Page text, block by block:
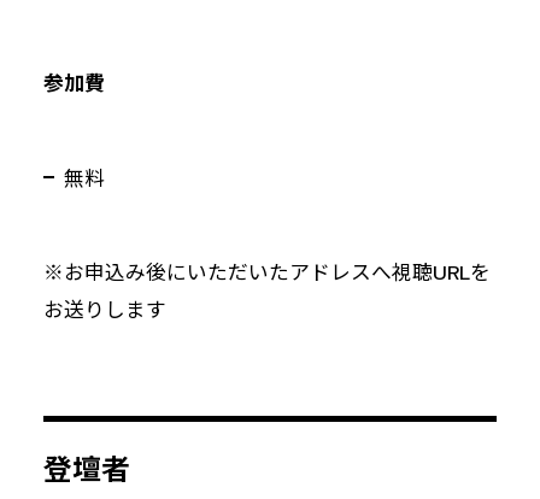
参加費
無料
※お申込み後にいただいたアドレスへ視聴URLを
お送りします
登壇者